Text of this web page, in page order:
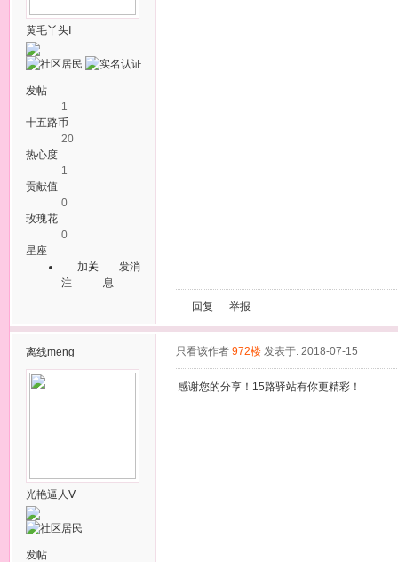
黄毛丫头Ⅰ
发帖
1
十五路币
20
热心度
1
贡献值
0
玫瑰花
0
星座
加关
注
发消
息
回复 举报
离线meng
光艳逼人Ⅴ
发帖
只看该作者 972楼 发表于: 2018-07-15
感谢您的分享！15路驿站有你更精彩！